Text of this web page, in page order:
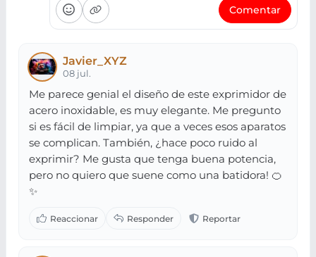
Comentar
Javier_XYZ
08 jul.
Me parece genial el diseño de este exprimidor de
acero inoxidable, es muy elegante. Me pregunto
si es fácil de limpiar, ya que a veces esos aparatos
se complican. También, ¿hace poco ruido al
exprimir? Me gusta que tenga buena potencia,
pero no quiero que suene como una batidora! 🍊
✨